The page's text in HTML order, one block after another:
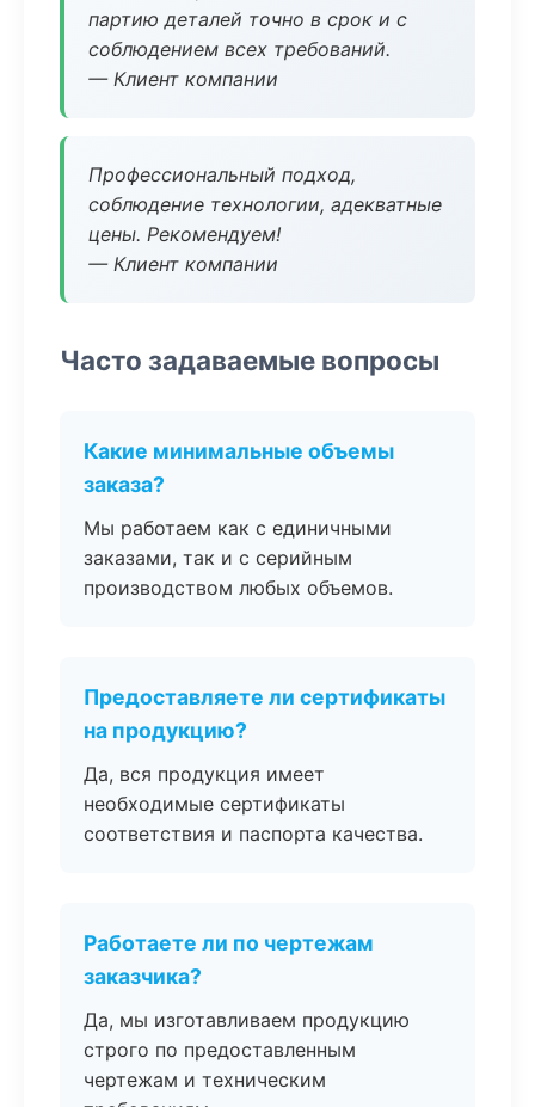
партию деталей точно в срок и с
соблюдением всех требований.
— Клиент компании
Профессиональный подход,
соблюдение технологии, адекватные
цены. Рекомендуем!
— Клиент компании
Часто задаваемые вопросы
Какие минимальные объемы
заказа?
Мы работаем как с единичными
заказами, так и с серийным
производством любых объемов.
Предоставляете ли сертификаты
на продукцию?
Да, вся продукция имеет
необходимые сертификаты
соответствия и паспорта качества.
Работаете ли по чертежам
заказчика?
Да, мы изготавливаем продукцию
строго по предоставленным
чертежам и техническим